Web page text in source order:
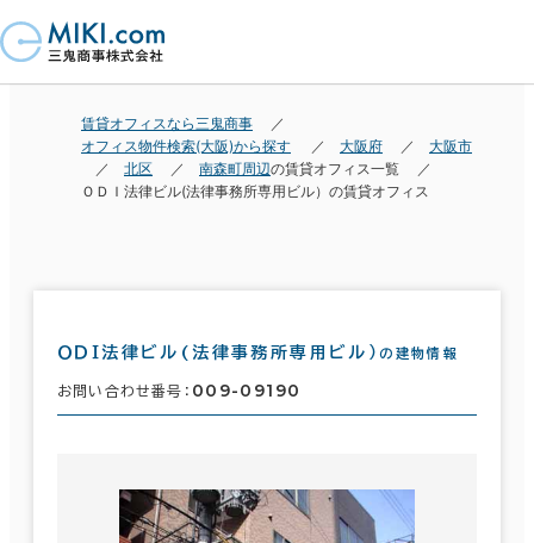
賃貸オフィスなら三鬼商事
オフィス物件検索(大阪)から探す
大阪府
大阪市
北区
南森町周辺の賃貸オフィス一覧
ＯＤＩ法律ビル(法律事務所専用ビル）の賃貸オフィス
ＯＤＩ法律ビル(法律事務所専用ビル）の建物情報
お問い合わせ番号： 009-09190